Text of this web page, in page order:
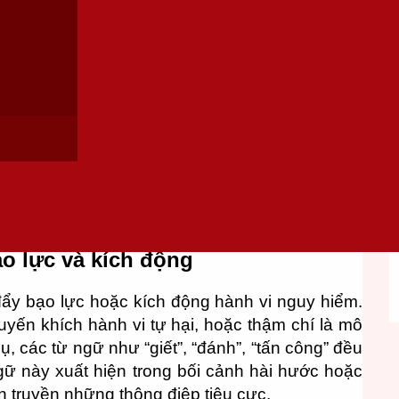
lồ, với hàng triệu video được đăng tải mỗi
cho người dùng, đặc biệt là đối tượng trẻ
chi tiết. Một phần quan trọng của chính sách
xuất hiện trên nền tảng. Những từ ngữ và
cảm, có thể gây hại cho cộng đồng, hoặc vi
lực và kích động
bạo lực hoặc kích động hành vi nguy hiểm.
khích hành vi tự hại, hoặc thậm chí là mô
từ ngữ như “giết”, “đánh”, “tấn công” đều
này xuất hiện trong bối cảnh hài hước hoặc
truyền những thông điệp tiêu cực.